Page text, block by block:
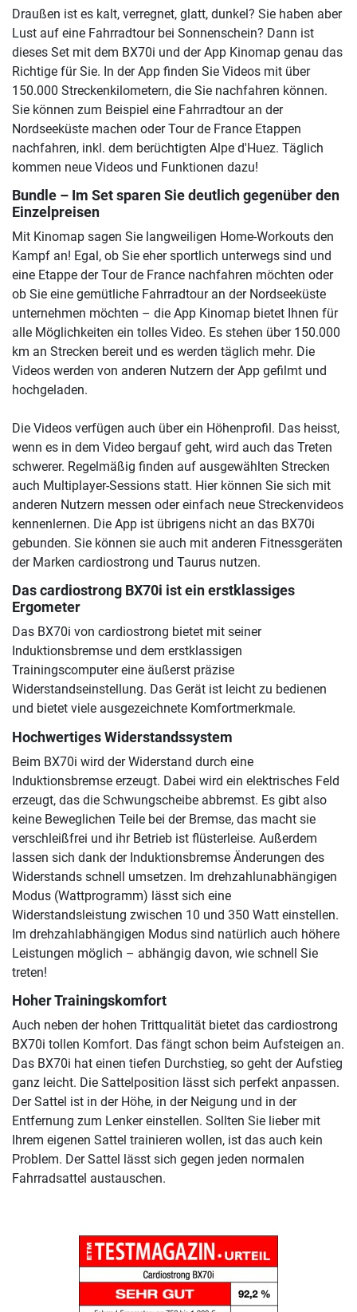
Draußen ist es kalt, verregnet, glatt, dunkel? Sie haben aber
Lust auf eine Fahrradtour bei Sonnenschein? Dann ist
dieses Set mit dem BX70i und der App Kinomap genau das
Richtige für Sie. In der App finden Sie Videos mit über
150.000 Streckenkilometern, die Sie nachfahren können.
Sie können zum Beispiel eine Fahrradtour an der
Nordseeküste machen oder Tour de France Etappen
nachfahren, inkl. dem berüchtigten Alpe d'Huez. Täglich
kommen neue Videos und Funktionen dazu!
Bundle – Im Set sparen Sie deutlich gegenüber den
Einzelpreisen
Mit Kinomap sagen Sie langweiligen Home-Workouts den
Kampf an! Egal, ob Sie eher sportlich unterwegs sind und
eine Etappe der Tour de France nachfahren möchten oder
ob Sie eine gemütliche Fahrradtour an der Nordseeküste
unternehmen möchten – die App Kinomap bietet Ihnen für
alle Möglichkeiten ein tolles Video. Es stehen über 150.000
km an Strecken bereit und es werden täglich mehr. Die
Videos werden von anderen Nutzern der App gefilmt und
hochgeladen.
Die Videos verfügen auch über ein Höhenprofil. Das heisst,
wenn es in dem Video bergauf geht, wird auch das Treten
schwerer. Regelmäßig finden auf ausgewählten Strecken
auch Multiplayer-Sessions statt. Hier können Sie sich mit
anderen Nutzern messen oder einfach neue Streckenvideos
kennenlernen. Die App ist übrigens nicht an das BX70i
gebunden. Sie können sie auch mit anderen Fitnessgeräten
der Marken cardiostrong und Taurus nutzen.
Das cardiostrong BX70i ist ein erstklassiges
Ergometer
Das BX70i von cardiostrong bietet mit seiner
Induktionsbremse und dem erstklassigen
Trainingscomputer eine äußerst präzise
Widerstandseinstellung. Das Gerät ist leicht zu bedienen
und bietet viele ausgezeichnete Komfortmerkmale.
Hochwertiges Widerstandssystem
Beim BX70i wird der Widerstand durch eine
Induktionsbremse erzeugt. Dabei wird ein elektrisches Feld
erzeugt, das die Schwungscheibe abbremst. Es gibt also
keine Beweglichen Teile bei der Bremse, das macht sie
verschleißfrei und ihr Betrieb ist flüsterleise. Außerdem
lassen sich dank der Induktionsbremse Änderungen des
Widerstands schnell umsetzen. Im drehzahlunabhängigen
Modus (Wattprogramm) lässt sich eine
Widerstandsleistung zwischen 10 und 350 Watt einstellen.
Im drehzahlabhängigen Modus sind natürlich auch höhere
Leistungen möglich – abhängig davon, wie schnell Sie
treten!
Hoher Trainingskomfort
Auch neben der hohen Trittqualität bietet das cardiostrong
BX70i tollen Komfort. Das fängt schon beim Aufsteigen an.
Das BX70i hat einen tiefen Durchstieg, so geht der Aufstieg
ganz leicht. Die Sattelposition lässt sich perfekt anpassen.
Der Sattel ist in der Höhe, in der Neigung und in der
Entfernung zum Lenker einstellen. Sollten Sie lieber mit
Ihrem eigenen Sattel trainieren wollen, ist das auch kein
Problem. Der Sattel lässt sich gegen jeden normalen
Fahrradsattel austauschen.